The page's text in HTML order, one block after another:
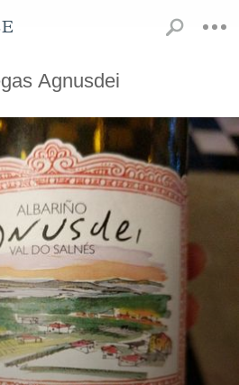
Agnusdei